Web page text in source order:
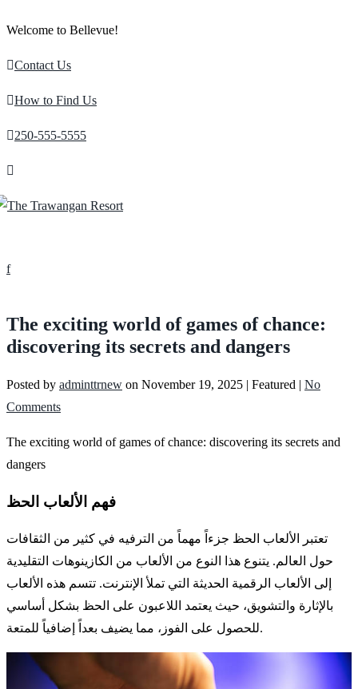
Welcome to Bellevue!
Contact Us
How to Find Us
250-555-5555
The exciting world of games of chance:
discovering its secrets and dangers
Posted by adminttrnew on November 19, 2025 | Featured | No
Comments
The exciting world of games of chance: discovering its secrets and
dangers
فهم الألعاب الحظ
تعتبر الألعاب الحظ جزءاً مهماً من الترفيه في كثير من الثقافات
حول العالم. يتنوع هذا النوع من الألعاب من الكازينوهات التقليدية
إلى الألعاب الرقمية الحديثة التي تملأ الإنترنت. تتسم هذه الألعاب
بالإثارة والتشويق، حيث يعتمد اللاعبون على الحظ بشكل أساسي
للحصول على الفوز، مما يضيف بعداً إضافياً للمتعة.